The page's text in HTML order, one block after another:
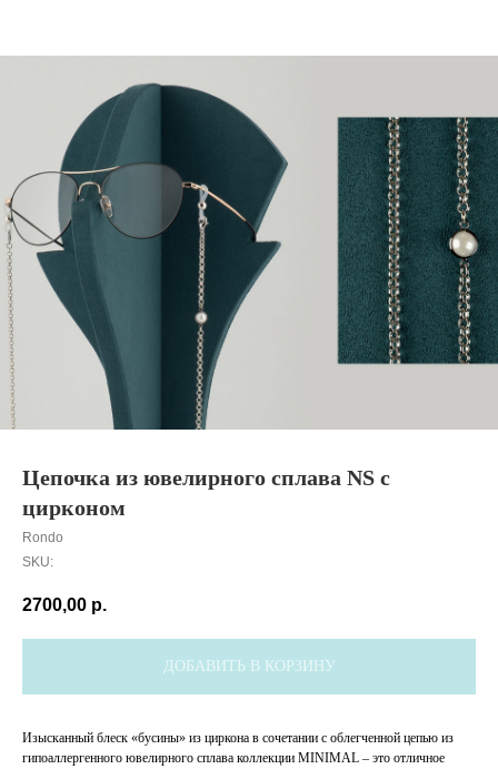
Цепочка из ювелирного сплава NS с
цирконом
Rondo
SKU:
2700,00 р.
ДОБАВИТЬ В КОРЗИНУ
Изысканный блеск «бусины» из циркона в сочетании с облегченной цепью из
гипоаллергенного ювелирного сплава коллекции MINIMAL – это отличное